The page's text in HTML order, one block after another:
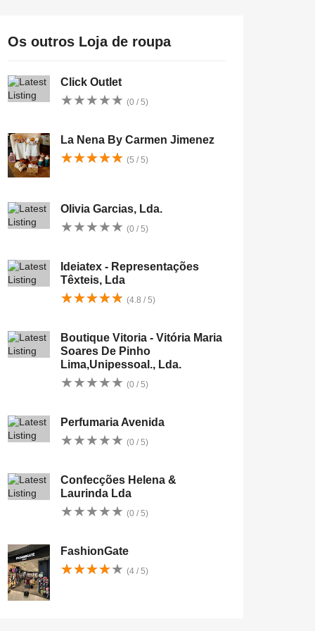
Os outros Loja de roupa
Click Outlet
★★★★★
★★★★★ (0 / 5)
La Nena By Carmen Jimenez
★★★★★
★★★★★ (5 / 5)
Olivia Garcias, Lda.
★★★★★
★★★★★ (0 / 5)
Ideiatex - Representações
Têxteis, Lda
★★★★★
★★★★★ (4.8 / 5)
Boutique Vitoria - Vitória Maria
Soares De Pinho
Lima,Unipessoal., Lda.
★★★★★
★★★★★ (0 / 5)
Perfumaria Avenida
★★★★★
★★★★★ (0 / 5)
Confecções Helena &
Laurinda Lda
★★★★★
★★★★★ (0 / 5)
FashionGate
★★★★★
★★★★★ (4 / 5)